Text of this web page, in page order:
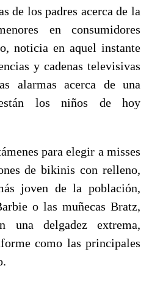
de los padres acerca de la
en consumidores
noticia en aquel instante
y cadenas televisivas
alarmas acerca de una
los niños de hoy
para elegir a misses
de bikinis con relleno,
joven de la población,
o las muñecas Bratz,
una delgadez extrema,
como las principales